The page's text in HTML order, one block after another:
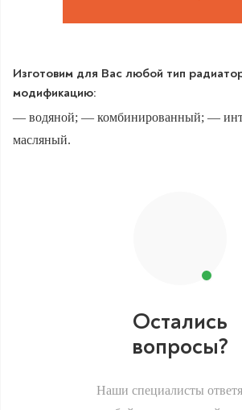
Изготовим для Вас любой тип
модификацию:
— водяной; — комбинированный; —
масляный.
Остались
вопросы?
Наши специалисты